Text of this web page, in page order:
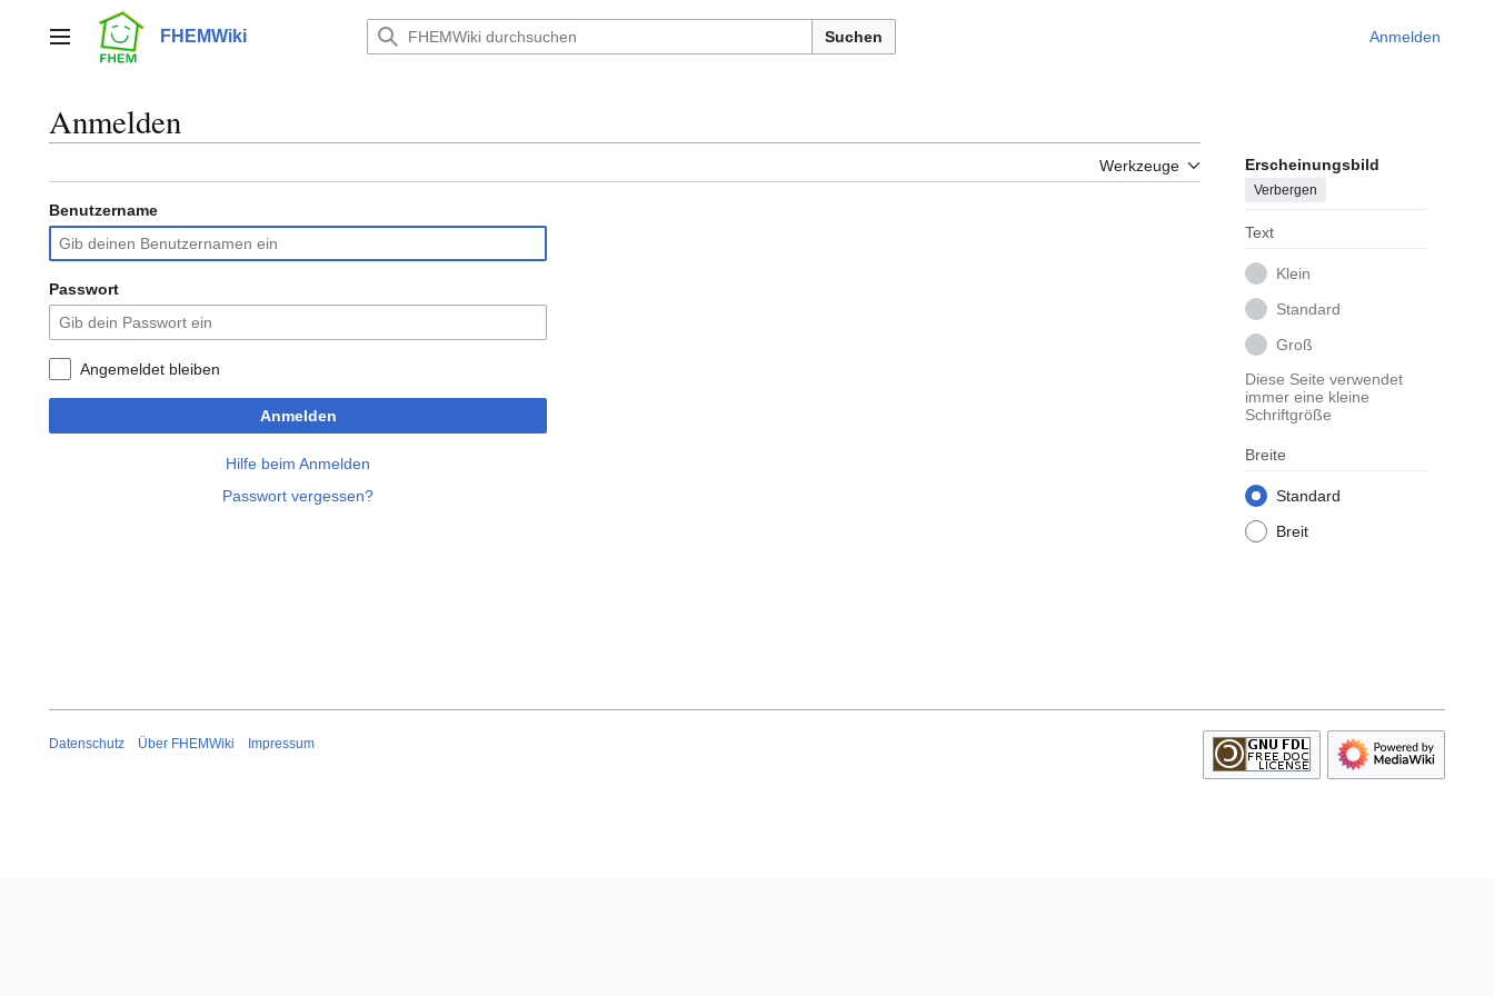
springenHauptmenü FHEMWiki Suchen Anmelden
Anmelden
Werkzeuge Erscheinungsbild
Verbergen
Text
Klein
Standard
Groß
Diese Seite verwendet
immer eine kleine
Schriftgröße
Breite
Standard
Breit
Benutzername
Passwort
Angemeldet bleiben
Anmelden
Hilfe beim Anmelden
Passwort vergessen?
Datenschutz Über FHEMWiki Impressum